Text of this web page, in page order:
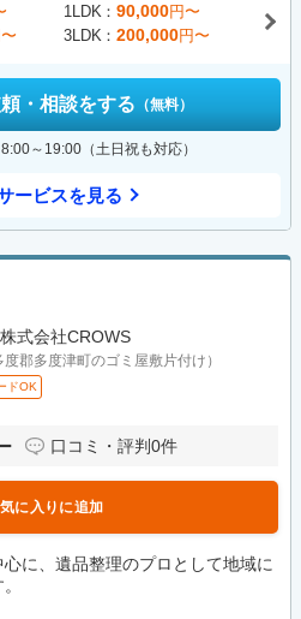
1LDK 90,000円〜
3LDK 200,000円〜
・相談をする （無料）
～19:00（土日祝も対応）
ービスを見る
株式会社CROWS
度郡多度津町のゴミ屋敷片付け）
ドOK
口コミ・評判0件
に入りに追加
心に、遺品整理のプロとして地域に